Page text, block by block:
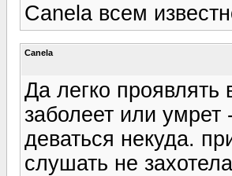
Canela всем
Canela
Да легко
заболеет или
деваться некуда.
слушать не